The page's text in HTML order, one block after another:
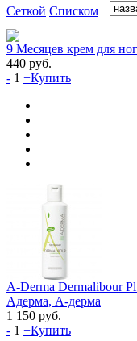
Сеткой Списком
9 Месяцев крем для
440 руб.
- 1 +Купить
A-Derma Dermalibour
Адерма, А-дерма
1 150 руб.
- 1 +Купить